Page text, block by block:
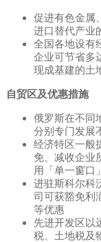
促进有色金属
进口替代产业
全国各地设有
企业可节省多
现成基建的土
自贸区及优惠措施
俄罗斯在不同
分别专门发展
经济特区一般
免、减收企业
用「单一窗口
进驻斯科尔科
司可获豁免利
等优惠
先进开发区以
税、土地税及